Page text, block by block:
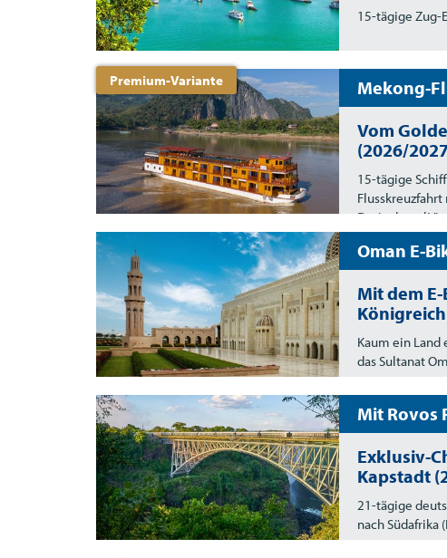
15-tägige Zug-
Mekong-
Premium-Variante
Vom
(2026/
15-tägige
Dreieck und
Oman E-
Mit dem
Kaum ein
das Sultanat
Mit Rovos
Exklusiv-
Kapstadt
21-tägige
nach Südafrika